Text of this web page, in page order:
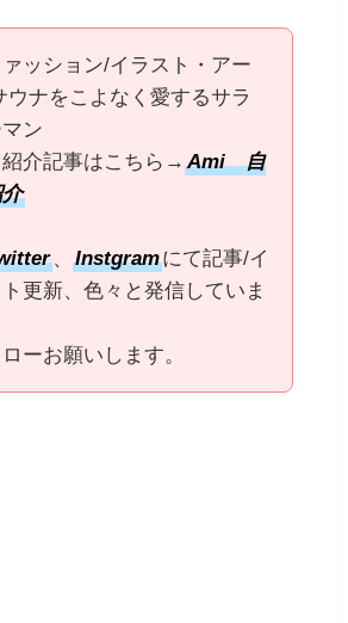
ァッション/イラスト・アー
ウナをこよなく愛するサラ
ン
紹介記事はこちら→Ami 自
、Instgramにて記事/イ
更新、色々と発信していま
ーお願いします。